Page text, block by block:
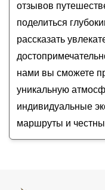
Руслан
отзывов
поделиться
рассказать
нами вы сможете
уникальную
индивидуальные
маршруты и